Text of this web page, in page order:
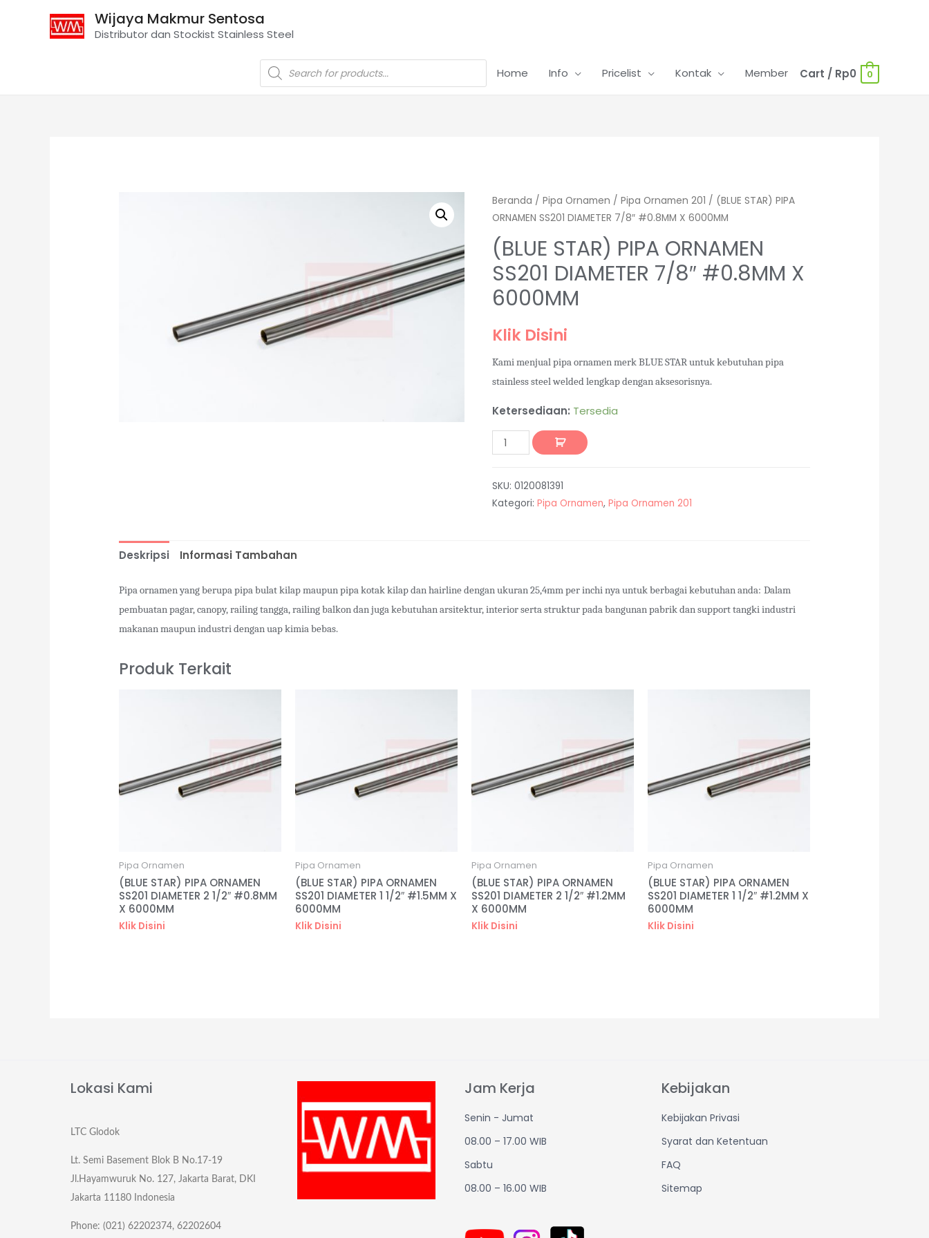
Wijaya Makmur Sentosa
Distributor dan Stockist Stainless Steel
Home Info Pricelist Kontak Member Cart / Rp0 0
Beranda / Pipa Ornamen / Pipa Ornamen 201 / (BLUE STAR) PIPA
ORNAMEN SS201 DIAMETER 7/8″ #0.8MM X 6000MM
(BLUE STAR) PIPA ORNAMEN
SS201 DIAMETER 7/8″ #0.8MM X
6000MM
Klik Disini
Kami menjual pipa ornamen merk BLUE STAR untuk kebutuhan pipa
stainless steel welded lengkap dengan aksesorisnya.
Ketersediaan: Tersedia
SKU: 0120081391
Kategori: Pipa Ornamen, Pipa Ornamen 201
Deskripsi Informasi Tambahan
Pipa ornamen yang berupa pipa bulat kilap maupun pipa kotak kilap dan hairline dengan ukuran 25,4mm per inchi nya untuk berbagai kebutuhan anda: Dalam
pembuatan pagar, canopy, railing tangga, railing balkon dan juga kebutuhan arsitektur, interior serta struktur pada bangunan pabrik dan support tangki industri
makanan maupun industri dengan uap kimia bebas.
Produk Terkait
Pipa Ornamen
(BLUE STAR) PIPA ORNAMEN
SS201 DIAMETER 2 1/2″ #0.8MM
X 6000MM
Klik Disini
Pipa Ornamen
(BLUE STAR) PIPA ORNAMEN
SS201 DIAMETER 1 1/2″ #1.5MM X
6000MM
Klik Disini
Pipa Ornamen
(BLUE STAR) PIPA ORNAMEN
SS201 DIAMETER 2 1/2″ #1.2MM
X 6000MM
Klik Disini
Pipa Ornamen
(BLUE STAR) PIPA ORNAMEN
SS201 DIAMETER 1 1/2″ #1.2MM X
6000MM
Klik Disini
Lokasi Kami
LTC Glodok
Lt. Semi Basement Blok B No.17-19
Jl.Hayamwuruk No. 127, Jakarta Barat, DKI
Jakarta 11180 Indonesia
Phone: (021) 62202374, 62202604
Jam Kerja
Senin - Jumat
08.00 – 17.00 WIB
Sabtu
08.00 – 16.00 WIB
Kebijakan
Kebijakan Privasi
Syarat dan Ketentuan
FAQ
Sitemap